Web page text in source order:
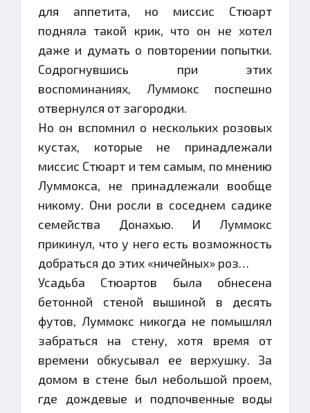
для аппетита, но миссис Стюарт
подняла такой крик, что он не хотел
даже и думать о повторении попытки.
Содрогнувшись при этих
воспоминаниях, Луммокс поспешно
отвернулся от загородки.
Но он вспомнил о нескольких розовых
кустах, которые не принадлежали
миссис Стюарт и тем самым, по мнению
Луммокса, не принадлежали вообще
никому. Они росли в соседнем садике
семейства Донахью. И Луммокс
прикинул, что у него есть возможность
добраться до этих «ничейных» роз…
Усадьба Стюартов была обнесена
бетонной стеной вышиной в десять
футов, Луммокс никогда не помышлял
забраться на стену, хотя время от
времени обкусывал ее верхушку. За
домом в стене был небольшой проем,
где дождевые и подпочвенные воды